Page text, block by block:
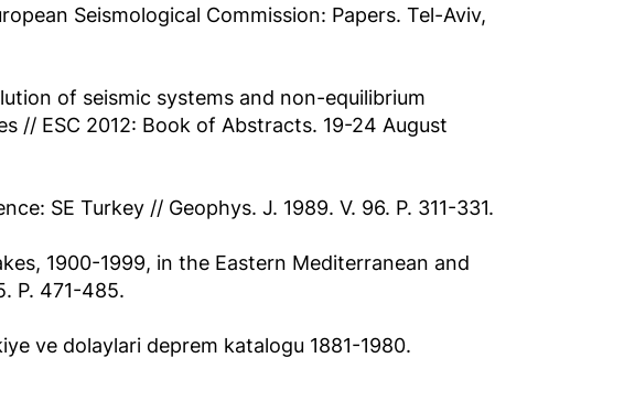
Seismological Commission: Papers. Tel-Aviv,
of seismic systems and non-equilibrium
// ESC 2012: Book of Abstracts. 19-24 August
SE Turkey // Geophys. J. 1989. V. 96. P. 311-331.
1900-1999, in the Eastern Mediterranean and
P. 471-485.
ve dolaylari deprem katalogu 1881-1980.